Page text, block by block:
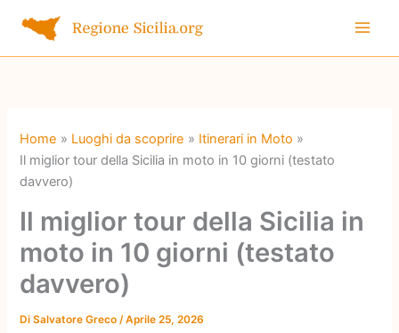
contenuto
Home Luoghi da scoprire
Itinerari in Moto
Il miglior tour della Sicilia in moto in 10 giorni (testato
davvero)
Il miglior tour della Sicilia in
moto in 10 giorni (testato
davvero)
DiSalvatore Greco/Aprile 25, 2026